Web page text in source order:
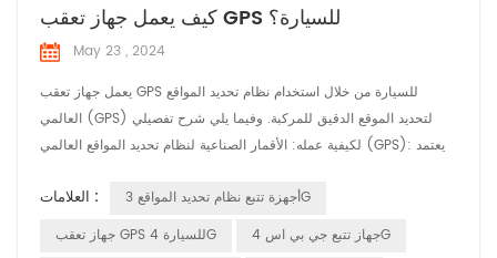
كيف يعمل جهاز تعقب GPS للسيارة؟
May 23 , 2024
يعمل جهاز تعقب GPS للسيارة من خلال استخدام نظام تحديد المواقع
العالمي (GPS) لتحديد الموقع الدقيق للمركبة. وفيما يلي شرح تفصيلي
لكيفية عمله: الأقمار الصناعية لنظام تحديد المواقع العالمي (GPS): يعتمد
الأقمار الصناعية بإرسال إشارات بشكل مستمر تتضمن موقعها والوقت
المحدد لإرسال الإشارة. استقبال الإشارات: يستقبل جهاز تعقب GPS المثبت
العلامات :
أجهزة تتبع نظام تحديد المواقع 3G
جهاز تعقب GPS للسيارة 4G
جهاز تتبع جي بي اس 4G